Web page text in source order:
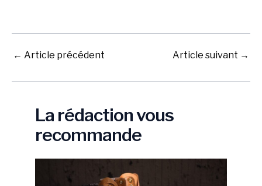
← Article précédent Article suivant →
La rédaction vous
recommande